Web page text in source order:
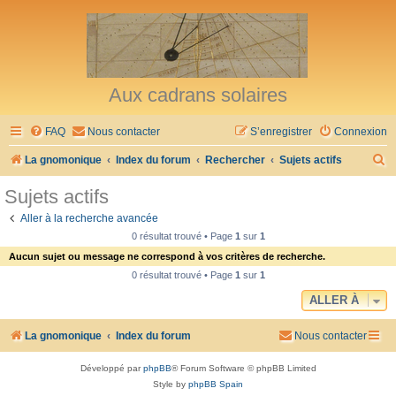
Aux cadrans solaires
FAQ Nous contacter Connexion
S’enregistrer
La gnomonique Index du forum Rechercher Sujets actifs
h
Sujets actifs
Aller à la recherche avancée
0 résultat trouvé • Page 1sur 1
Aucun sujet ou message ne correspond à vos critères de recherche.
0 résultat trouvé • Page 1sur 1
ALLER À
La gnomonique Index du forum Nous contacter
Développé parphpBB® Forum Software © phpBB Limited
Style by phpBB Spain